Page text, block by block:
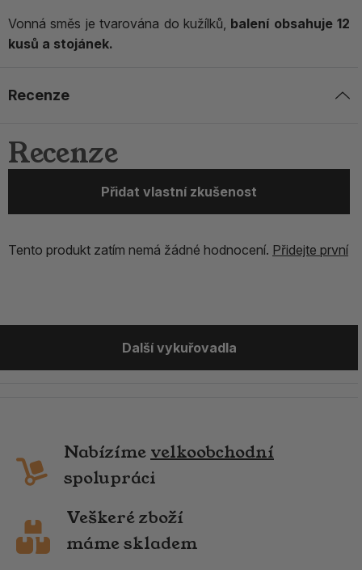
Vonná směs je tvarována do kužílků, balení obsahuje 12
kusů a stojánek.
Recenze
Recenze
Přidat vlastní zkušenost
Tento produkt zatím nemá žádné hodnocení. Přidejte první
Další vykuřovadla
Nabízíme velkoobchodní
spolupráci
Veškeré zboží
máme skladem